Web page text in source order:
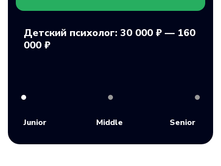
Детский психолог: 30 000 ₽ — 160
000 ₽
Junior Middle Senior